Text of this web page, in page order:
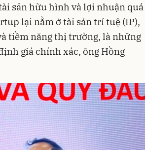
sản hữu hình và lợi nhuận quá
lại nằm ở tài sản trí tuệ (IP),
tiềm năng thị trường, là những
giá chính xác, ông Hồng